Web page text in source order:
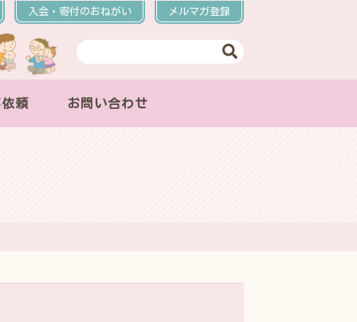
入会・寄付のおねがい メルマガ登録
頼 お問い合わせ